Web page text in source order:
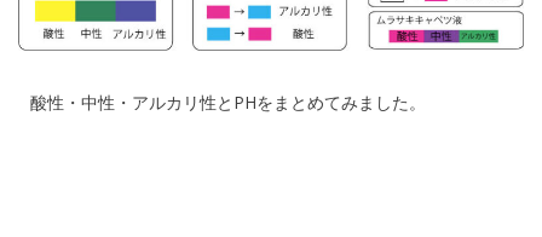
酸性・中性・アルカリ性とPHをまとめてみました。